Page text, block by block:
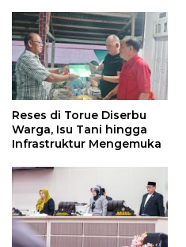
Reses di Torue Diserbu
Warga, Isu Tani hingga
Infrastruktur Mengemuka